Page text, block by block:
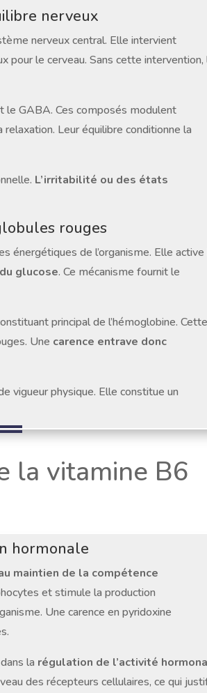
nerveux
nerveux central. Elle intervient
pour le cerveau. Sans cette intervention,
le GABA. Ces composés modulent
Leur équilibre conditionne la
L’irritabilité ou des états
rouges
énergétiques de l’organisme. Elle active
glucose. Ce mécanisme fournit le
principal de l’hémoglobine. Cette
Une carence entrave donc
vigueur physique. Elle constitue un
la vitamine B6
hormonale
maintien de la compétence
et stimule la production
Une carence en pyridoxine
la régulation de l’activité
des récepteurs cellulaires, ce qui